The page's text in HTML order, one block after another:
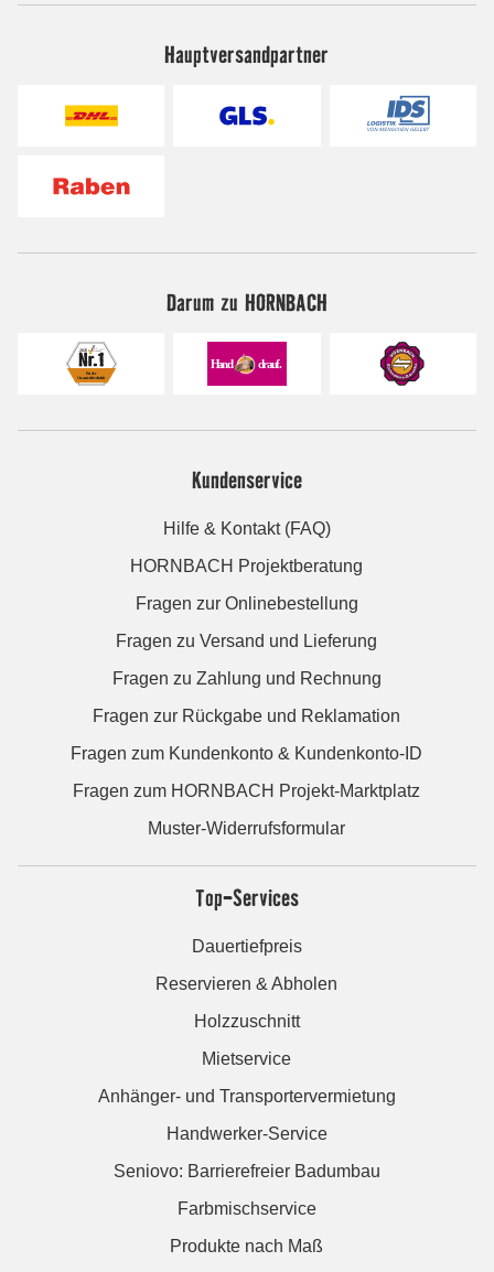
Hauptversandpartner
Darum zu HORNBACH
Kundenservice
Hilfe & Kontakt (FAQ)
HORNBACH Projektberatung
Fragen zur Onlinebestellung
Fragen zu Versand und Lieferung
Fragen zu Zahlung und Rechnung
Fragen zur Rückgabe und Reklamation
Fragen zum Kundenkonto & Kundenkonto-ID
Fragen zum HORNBACH Projekt-Marktplatz
Muster-Widerrufsformular
Top-Services
Dauertiefpreis
Reservieren & Abholen
Holzzuschnitt
Mietservice
Anhänger- und Transportervermietung
Handwerker-Service
Seniovo: Barrierefreier Badumbau
Farbmischservice
Produkte nach Maß